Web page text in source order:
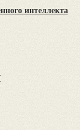
интеллекта